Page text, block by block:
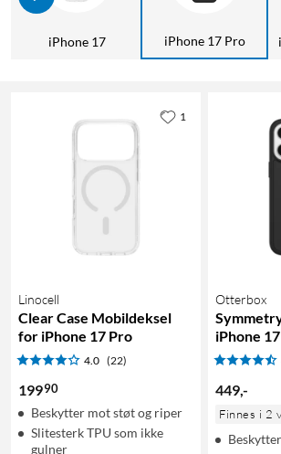
iPhone 17 iPhone 17 Pro
Linocell
Clear Case Mobildeksel
for iPhone 17 Pro
4.0 (22)
19990
Beskytter mot støt og riper
Slitesterk TPU som ikke
gulner
1
Otterbox
iPhone
449,-
Finnes i 2